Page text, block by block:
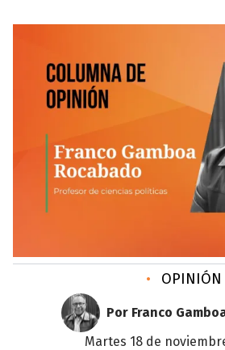
• OPINIÓN
Por Franco
martes 18 de